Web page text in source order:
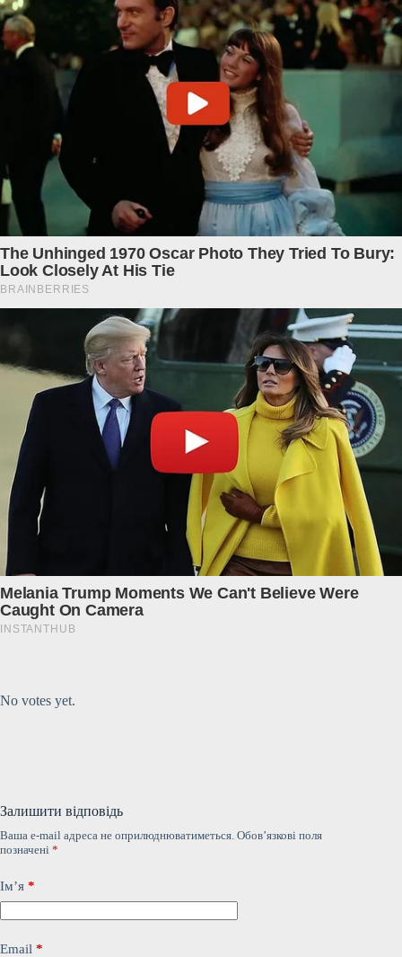
No votes yet.
Залишити відповідь
Ваша e-mail адреса не оприлюднюватиметься. Обов’язкові поля
позначені *
Ім’я *
Email *